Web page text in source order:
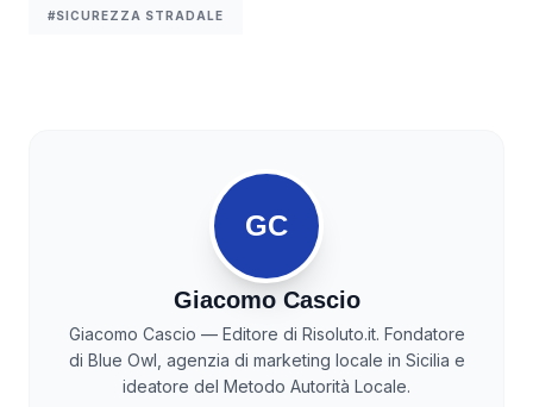
#SICUREZZA STRADALE
GC
Giacomo Cascio
Giacomo Cascio — Editore di Risoluto.it. Fondatore
di Blue Owl, agenzia di marketing locale in Sicilia e
ideatore del Metodo Autorità Locale.